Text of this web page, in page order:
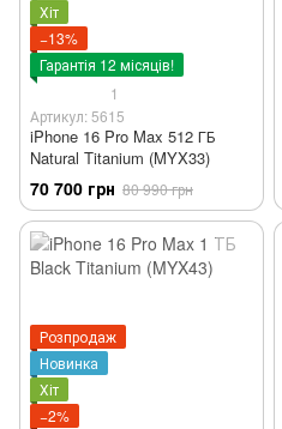
Хіт
−13%
Гарантія 12 місяців!
1
Артикул: 5615
iPhone 16 Pro Max 512 ГБ
Natural Titanium (MYX33)
70 700 грн 80 990 грн
Розпродаж
Новинка
Хіт
−2%